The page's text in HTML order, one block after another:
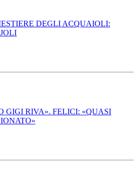
DEGLI ACQUAIOLI:
GIGI RIVA». FELICI: «QUASI